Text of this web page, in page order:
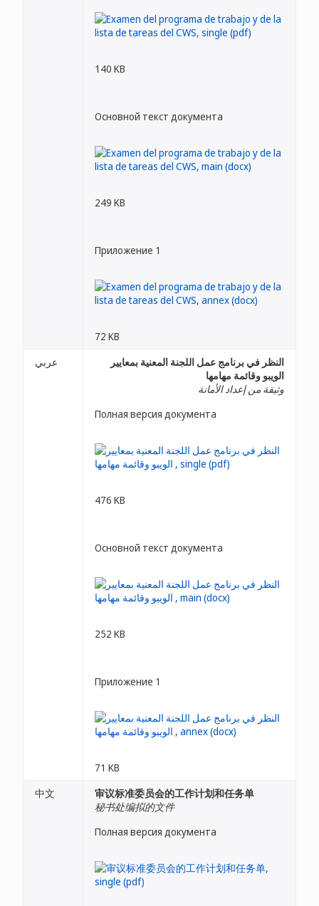
140 KB
Основной текст документа
249 KB
Приложение 1
72 KB
عربي
النظر في برنامج عمل اللجنة المعنية بمعايير
الويبو وقائمة مهامها
وثيقة من إعداد الأمانة
Полная версия документа
476 KB
Основной текст документа
252 KB
Приложение 1
71 KB
中文
审议标准委员会的工作计划和任务单
秘书处编拟的文件
Полная версия документа